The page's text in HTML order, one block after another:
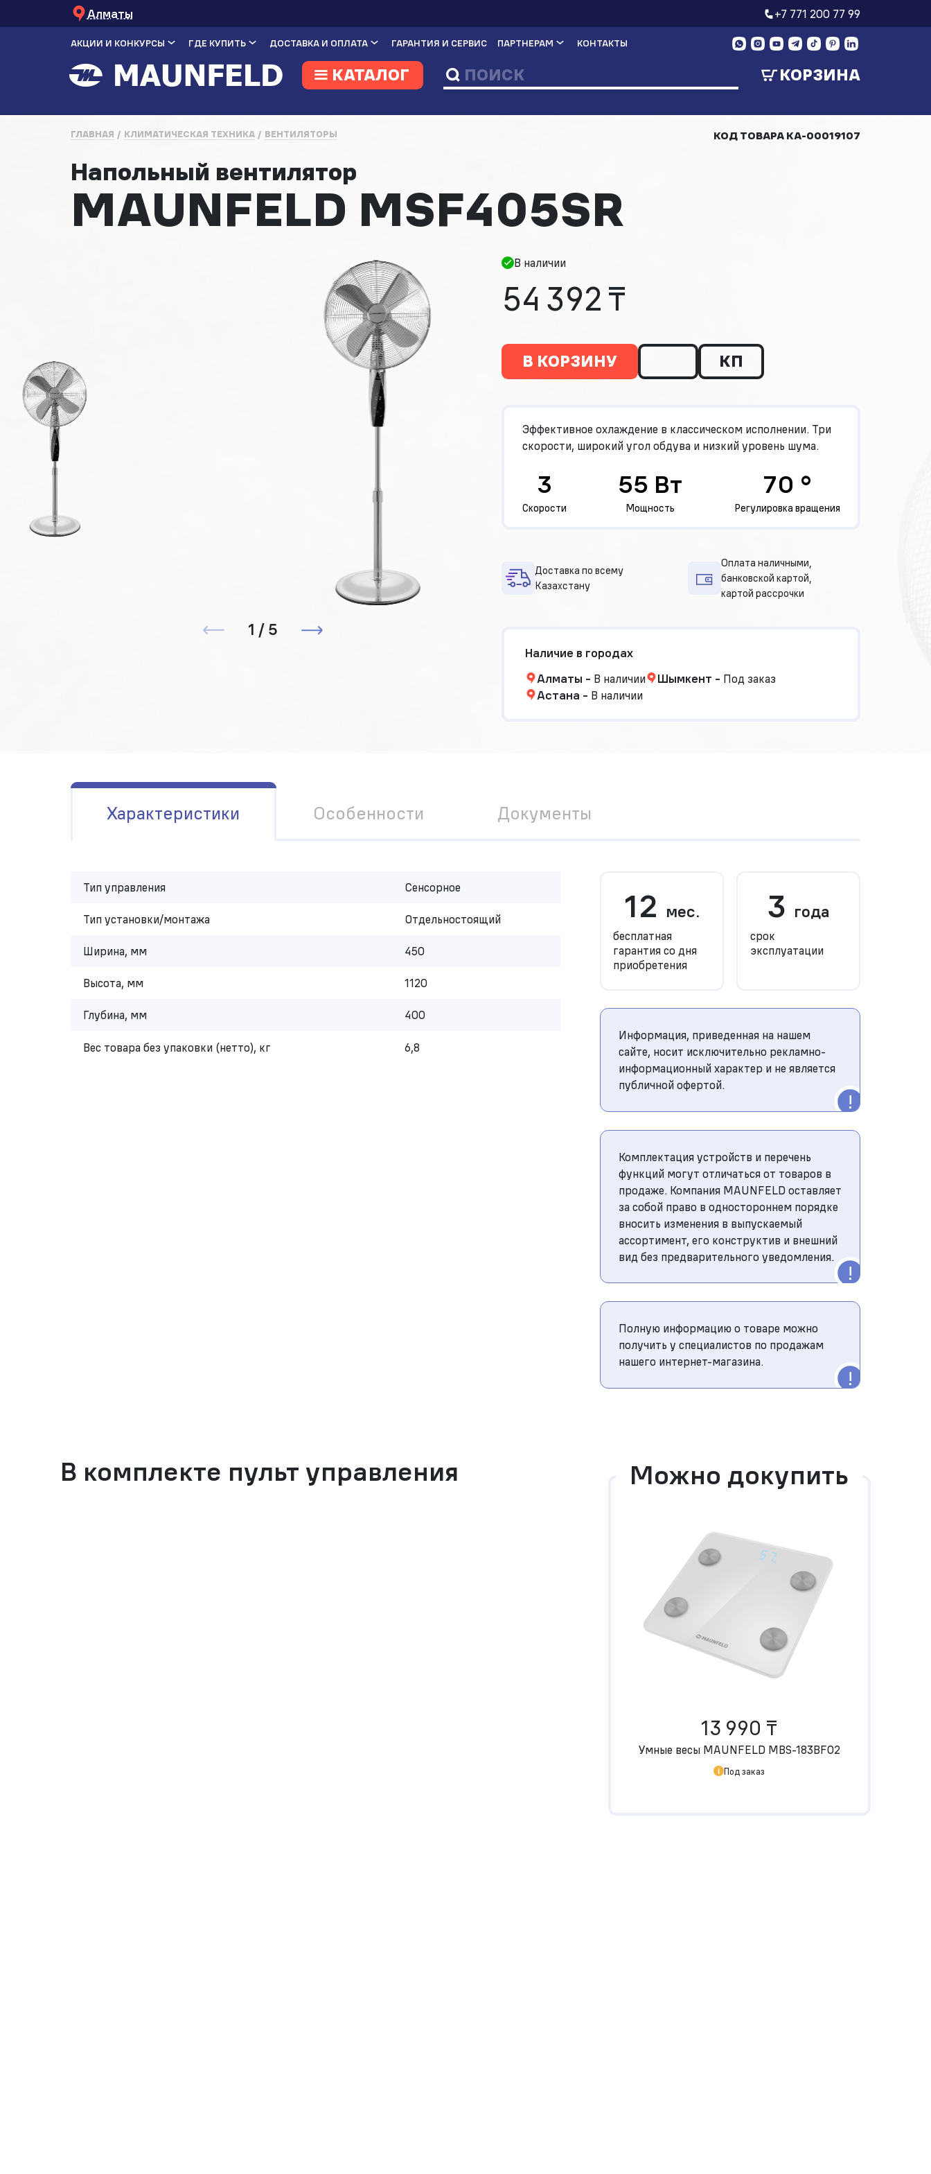
Алматы +7 771 200 77 99
АКЦИИ И КОНКУРСЫ ГДЕ КУПИТЬ ДОСТАВКА И ОПЛАТА ГАРАНТИЯ И СЕРВИС ПАРТНЕРАМ КОНТАКТЫ
КАТАЛОГ КОРЗИНА
ГЛАВНАЯ КЛИМАТИЧЕСКАЯ ТЕХНИКА ВЕНТИЛЯТОРЫ КОД ТОВАРА КА-00019107
Напольный вентилятор
MAUNFELD MSF405SR
1 / 5
В наличии
54 392 ₸
В КОРЗИНУ КП
Эффективное охлаждение в классическом исполнении. Три
скорости, широкий угол обдува и низкий уровень шума.
3
Cкорости
55 Вт
Мощность
70 °
Регулировка вращения
Доставка по всему
Казахстану
Оплата наличными,
банковской картой,
картой рассрочки
Наличие в городах
Алматы - В наличии Шымкент - Под заказ
Астана - В наличии
Характеристики Особенности Документы
Тип управления Сенсорное
Тип установки/монтажа Отдельностоящий
Ширина, мм 450
Высота, мм 1120
Глубина, мм 400
Вес товара без упаковки (нетто), кг 6,8
12 мес.
бесплатная
гарантия со дня
приобретения
3 года
срок
эксплуатации
Информация, приведенная на нашем
сайте, носит исключительно рекламно-
информационный характер и не является
публичной офертой.
Комплектация устройств и перечень
функций могут отличаться от товаров в
продаже. Компания MAUNFELD оставляет
за собой право в одностороннем порядке
вносить изменения в выпускаемый
ассортимент, его конструктив и внешний
вид без предварительного уведомления.
Полную информацию о товаре можно
получить у специалистов по продажам
нашего интернет-магазина.
В комплекте пульт управления Можно докупить
13 990 ₸
Умные весы MAUNFELD MBS-183BF02
Под заказ